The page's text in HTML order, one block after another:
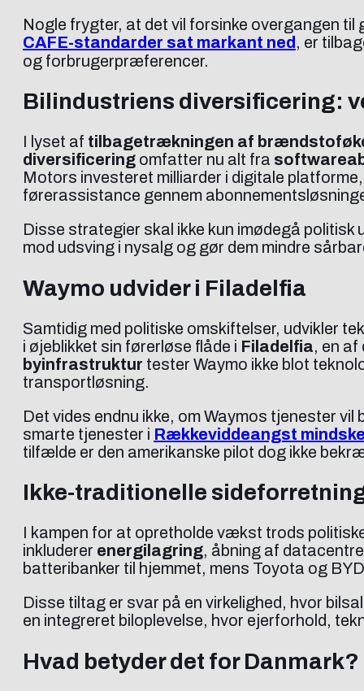
Nogle frygter, at det vil forsinke overgangen
CAFE-standarder sat markant ned , er
og forbrugerpræferencer.
Bilindustriens diversificering:
I lyset af tilbagetrækningen af
diversificering omfatter nu alt fra
Motors investeret milliarder i digitale
førerassistance gennem
Disse strategier skal ikke kun imødegå
mod udsving i nysalg og gør dem mindre
Waymo udvider i Filadelfia
Samtidig med politiske omskiftelser, udvikler
i øjeblikket sin førerløse flåde i Filadelfia, en af
byinfrastruktur tester Waymo ikke blot
transportløsning.
Det vides endnu ikke, om Waymos tjenester
smarte tjenester i Rækkeviddeangst
tilfælde er den amerikanske pilot dog ikke
Ikke-traditionelle
I kampen for at opretholde vækst trods
inkluderer energilagring, åbning af
batteribanker til hjemmet, mens Toyota og
Disse tiltag er svar på en virkelighed, hvor
en integreret biloplevelse, hvor ejerforhold,
Hvad betyder det for Danmark?